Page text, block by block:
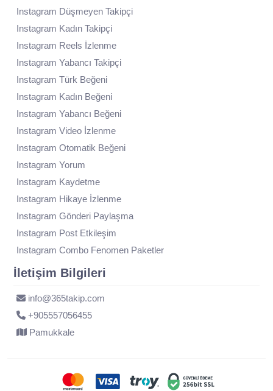
Instagram Düşmeyen Takipçi
Instagram Kadın Takipçi
Instagram Reels İzlenme
Instagram Yabancı Takipçi
Instagram Türk Beğeni
Instagram Kadın Beğeni
Instagram Yabancı Beğeni
Instagram Video İzlenme
Instagram Otomatik Beğeni
Instagram Yorum
Instagram Kaydetme
Instagram Hikaye İzlenme
Instagram Gönderi Paylaşma
Instagram Post Etkileşim
Instagram Combo Fenomen Paketler
İletişim Bilgileri
info@365takip.com
+905557056455
Pamukkale